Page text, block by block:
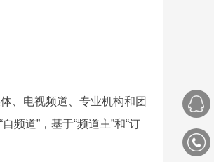
、电视频道、专业机构和团
频道”，基于“频道主”和“订